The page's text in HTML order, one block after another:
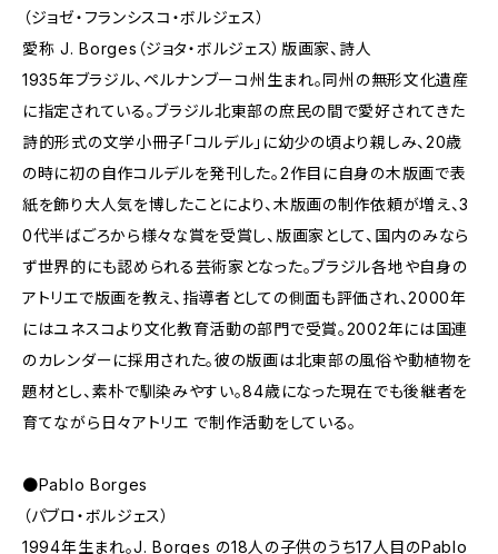
（ジョゼ・フランシスコ・ボルジェス）
愛称 J. Borges（ジョタ・ボルジェス）版画家、詩人
1935年ブラジル、ペルナンブーコ州生まれ。同州の無形文化遺産
に指定されている。ブラジル北東部の庶民の間で愛好されてきた
詩的形式の文学小冊子「コルデル」に幼少の頃より親しみ、20歳
の時に初の自作コルデルを発刊した。2作目に自身の木版画で表
紙を飾り大人気を博したことにより、木版画の制作依頼が増え、3
0代半ばごろから様々な賞を受賞し、版画家として、国内のみなら
ず世界的にも認められる芸術家となった。ブラジル各地や自身の
アトリエで版画を教え、指導者としての側面も評価され、2000年
にはユネスコより文化教育活動の部門で受賞。2002年には国連
のカレンダーに採用された。彼の版画は北東部の風俗や動植物を
題材とし、素朴で馴染みやすい。84歳になった現在でも後継者を
育てながら日々アトリエ で制作活動をしている。
●Pablo Borges
（パブロ・ボルジェス）
1994年生まれ。J. Borges の18人の子供のうち17人目のPablo